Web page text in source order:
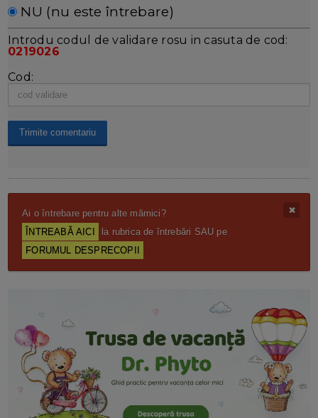
NU (nu este întrebare)
Introdu codul de validare rosu in casuta de cod:
0219026
Cod:
Ai o întrebare pentru alte mămici?
ÎNTREABĂ AICI
la rubrica de întrebări SAU pe
FORUMUL DESPRECOPII